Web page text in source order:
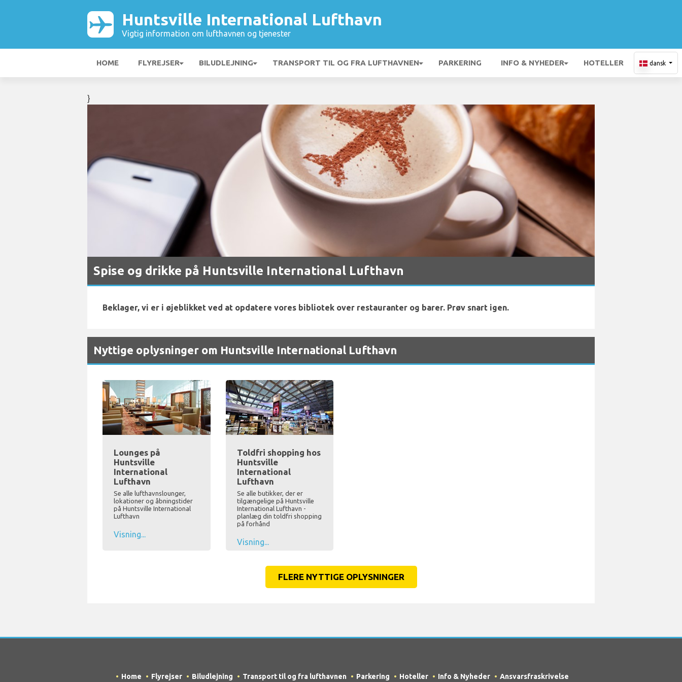
Huntsville International Lufthavn
Vigtig information om lufthavnen og tjenester
HOME FLYREJSER BILUDLEJNING TRANSPORT TIL OG FRA LUFTHAVNEN PARKERING INFO & NYHEDER HOTELLER dansk
}
Spise og drikke på Huntsville International Lufthavn
Beklager, vi er i øjeblikket ved at opdatere vores bibliotek over restauranter og barer. Prøv snart igen.
Nyttige oplysninger om Huntsville International Lufthavn
Lounges på
Huntsville
International
Lufthavn
Se alle lufthavnslounger,
lokationer og åbningstider
på Huntsville International
Lufthavn
Visning...
Toldfri shopping hos
Huntsville
International
Lufthavn
Se alle butikker, der er
tilgængelige på Huntsville
International Lufthavn -
planlæg din toldfri shopping
på forhånd
Visning...
FLERE NYTTIGE OPLYSNINGER
Home Flyrejser Biludlejning Transport til og fra lufthavnen Parkering Hoteller Info & Nyheder Ansvarsfraskrivelse